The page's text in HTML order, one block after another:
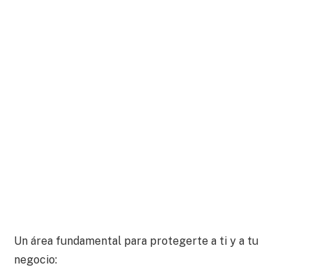
Un área fundamental para protegerte a ti y a tu
negocio: